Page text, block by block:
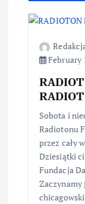
February
Sobota i
Radiotonu
przez cały
Dziesiątki
Fundacja
Zaczynamy